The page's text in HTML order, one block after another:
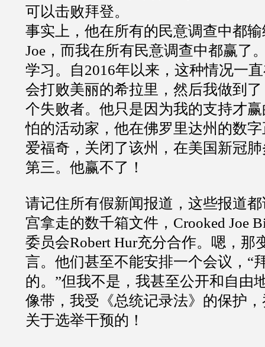
可以击败拜登。
事实上，他在所有的民意调查中都
Joe ，而我在所有民意调查中都赢了
学习。自2016年以来，这种情况一
会打败美丽的希拉里，然后我做到
个失败者。他只是因为我的支持才
怕的活动家，他在佛罗里达州的数
爱福奇，关闭了该州，在美国新冠
第三。他赢不了！
请记住所有假新闻报道，这些报道
宫拿走的数千箱文件， Crooked Joe
委员会Robert Hur充分合作。嗯，那
言。他们甚至不能安排一个会议， “
的。 ”但我不是，我甚至公开和自由
像带，我受《总统记录法》的保护
关于选举干预的！